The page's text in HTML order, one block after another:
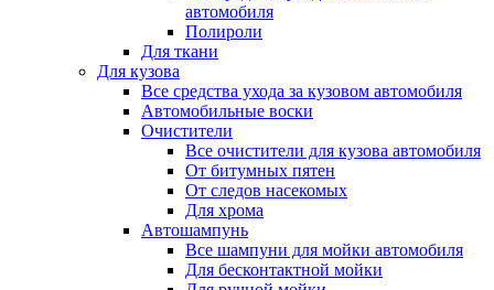
автомобиля
Полироли
Для ткани
Для кузова
Все средства ухода за кузовом автомобиля
Автомобильные воски
Очистители
Все очистители для кузова автомобиля
От битумных пятен
От следов насекомых
Для хрома
Автошампунь
Все шампуни для мойки автомобиля
Для бесконтактной мойки